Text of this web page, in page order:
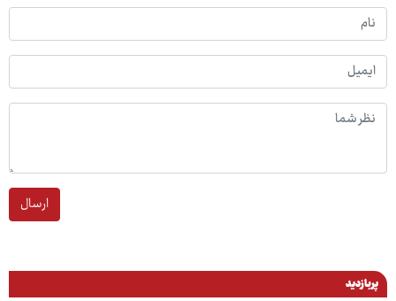
ارسال
پربازدید